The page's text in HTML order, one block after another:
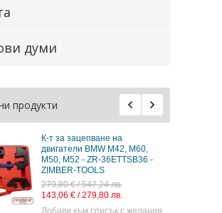
думи
продукти
К-т за зацепване на
двигатели BMW M42, M60,
M50, M52 - ZR-36ETTSB36 -
ZIMBER-TOOLS
279,80 € / 547,24 лв.
143,06 € / 279,80 лв.
Добави към списък с желания